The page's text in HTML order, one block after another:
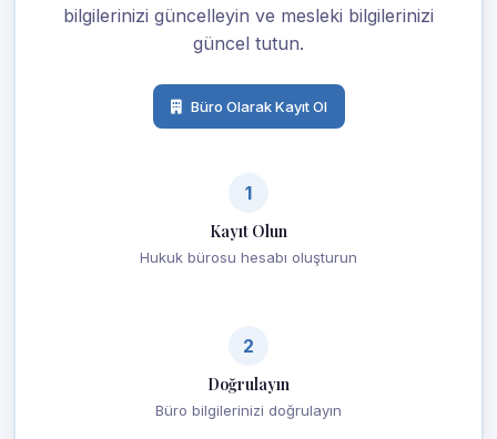
bilgilerinizi güncelleyin ve mesleki bilgilerinizi
güncel tutun.
Büro Olarak Kayıt Ol
1
Kayıt Olun
Hukuk bürosu hesabı oluşturun
2
Doğrulayın
Büro bilgilerinizi doğrulayın